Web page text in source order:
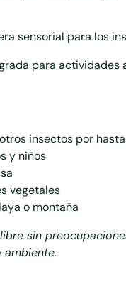
sensorial para los
para actividades
insectos por
y niños
vegetales
o montaña
sin